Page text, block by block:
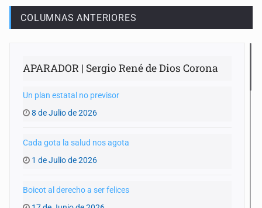
COLUMNAS ANTERIORES
APARADOR | Sergio René de Dios Corona
Un plan estatal no previsor
8 de Julio de 2026
Cada gota la salud nos agota
1 de Julio de 2026
Boicot al derecho a ser felices